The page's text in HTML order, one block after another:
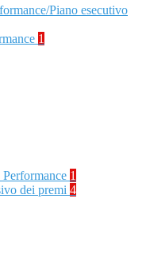
Piano esecutivo
1
1
dei premi 4